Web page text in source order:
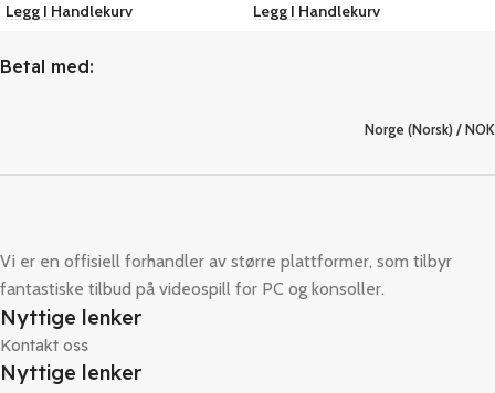
Legg I Handlekurv Legg I Handlekurv
Betal med:
Norge (Norsk) / NOK
Vi er en offisiell forhandler av større plattformer, som tilbyr
fantastiske tilbud på videospill for PC og konsoller.
Nyttige lenker
Kontakt oss
Nyttige lenker